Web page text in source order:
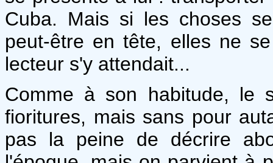
Cuba. Mais si les choses
peut-être en tête, elles ne
lecteur s'y attendait...
Comme à son habitude, le
fioritures, mais sans pour
pas la peine de décrire